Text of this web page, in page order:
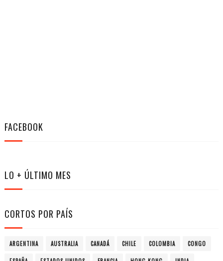
FACEBOOK
LO + ÚLTIMO MES
CORTOS POR PAÍS
ARGENTINA AUSTRALIA CANADÁ CHILE COLOMBIA CONGO